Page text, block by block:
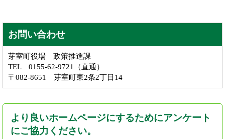
お問い合わせ
芽室町役場 政策推進課
TEL 0155-62-9721（直通）
〒082-8651 芽室町東2条2丁目14
より良いホームページにするためにアンケート
にご協力ください。